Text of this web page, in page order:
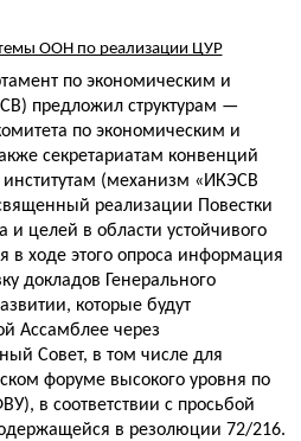
ООН по реализации ЦУР
по экономическим и
предложил структурам —
по экономическим и
секретариатам конвенций
(механизм «ИКЭСВ
реализации Повестки
и целей в области устойчивого
в ходе этого опроса информация
докладов Генерального
которые будут
Ассамблее через
Совет, в том числе для
форуме высокого уровня по
в соответствии с просьбой
в резолюции 72/216.